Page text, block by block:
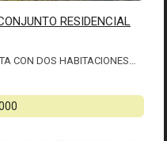
RESIDENCIAL
CON DOS HABITACIONES…